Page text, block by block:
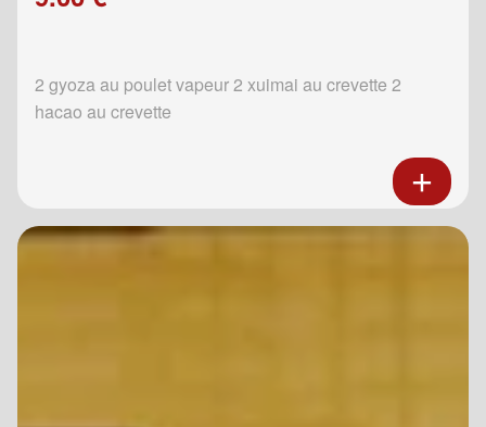
2 gyoza au poulet vapeur 2 xuimai au crevette 2
hacao au crevette